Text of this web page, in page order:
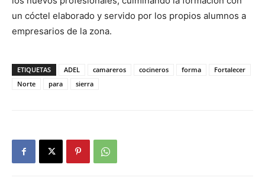
un cóctel elaborado y servido por los propios alumnos a
empresarios de la zona.
ETIQUETAS ADEL camareros cocineros forma
Fortalecer
Norte
para sierra